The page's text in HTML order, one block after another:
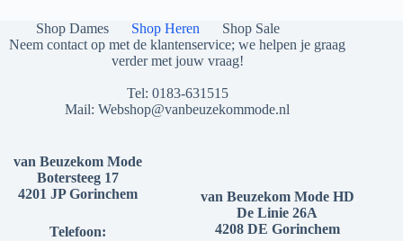
Shop Dames Shop Heren
Shop Sale
Neem contact op met de klantenservice; we helpen je graag
verder met jouw vraag!
Tel: 0183-631515
Mail:Webshop@vanbeuzekommode.nl
van Beuzekom Mode
Botersteeg 17
4201 JP Gorinchem
Telefoon:
van Beuzekom Mode HD
De Linie 26A
4208 DE Gorinchem